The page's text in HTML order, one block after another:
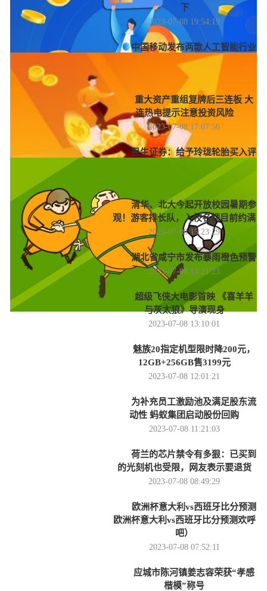
下
2023-07-08 19:54:19
中国移动发布两款人工智能行业
大模型
2023-07-08 18:40:49
重大资产重组复牌后三连板 大
连热电提示注意投资风险
2023-07-08 17:07:56
民生证券：给予玲珑轮胎买入评
2023-07-08 16:07:02
清华、北大今起开放校园暑期参
观！游客排长队，入校名额目前约满
2023-07-08 15:23:29
湖北省咸宁市发布暴雨橙色预警
2023-07-08 14:21:23
超级飞侠大电影首映 《喜羊羊
与灰太狼》导演现身
2023-07-08 13:10:01
魅族20指定机型限时降200元，
12GB+256GB售3199元
2023-07-08 12:01:21
为补充员工激励池及满足股东流
动性 蚂蚁集团启动股份回购
2023-07-08 11:21:03
荷兰的芯片禁令有多狠：已买到
的光刻机也受限，网友表示要退货
2023-07-08 08:49:29
欧洲杯意大利vs西班牙比分预测
欧洲杯意大利vs西班牙比分预测欢呼
吧）
2023-07-08 07:52:11
应城市陈河镇姜志容荣获“孝感
楷模”称号